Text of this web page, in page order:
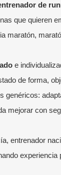
de
que quieren
maratón,
e
de forma,
genéricos:
mejorar con
, entrenador
experiencia